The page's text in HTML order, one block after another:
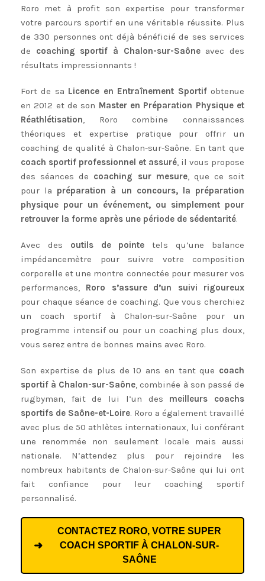
Roro met à profit son expertise pour transformer
votre parcours sportif en une véritable réussite. Plus
de 330 personnes ont déjà bénéficié de ses services
de coaching sportif à Chalon-sur-Saôneavec des
résultats impressionnants !
Fort de sa Licence en Entraînement Sportifobtenue
en 2012 et de son Master en Préparation Physique et
Réathlétisation, Roro combine connaissances
théoriques et expertise pratique pour offrir un
coaching de qualité à Chalon-sur-Saône. En tant que
coach sportif professionnel et assuré, il vous propose
des séances de coaching sur mesure, que ce soit
pour la préparation à un concours, la préparation
physique pour un événement, ou simplement pour
retrouver la forme après une période de sédentarité.
Avec des outils de pointe tels qu’une balance
impédancemètre pour suivre votre composition
corporelle et une montre connectée pour mesurer vos
performances, Roro s’assure d’un suivi rigoureux
pour chaque séance de coaching. Que vous cherchiez
un coach sportif à Chalon-sur-Saône pour un
programme intensif ou pour un coaching plus doux,
vous serez entre de bonnes mains avec Roro.
Son expertise de plus de 10 ans en tant que coach
sportif à Chalon-sur-Saône, combinée à son passé de
rugbyman, fait de lui l’un des meilleurs coachs
sportifs de Saône-et-Loire. Roro a également travaillé
avec plus de 50 athlètes internationaux, lui conférant
une renommée non seulement locale mais aussi
nationale. N’attendez plus pour rejoindre les
nombreux habitants de Chalon-sur-Saône qui lui ont
fait confiance pour leur coaching sportif
personnalisé.
CONTACTEZ RORO, VOTRE SUPER
COACH SPORTIF À CHALON-SUR-
SAÔNE